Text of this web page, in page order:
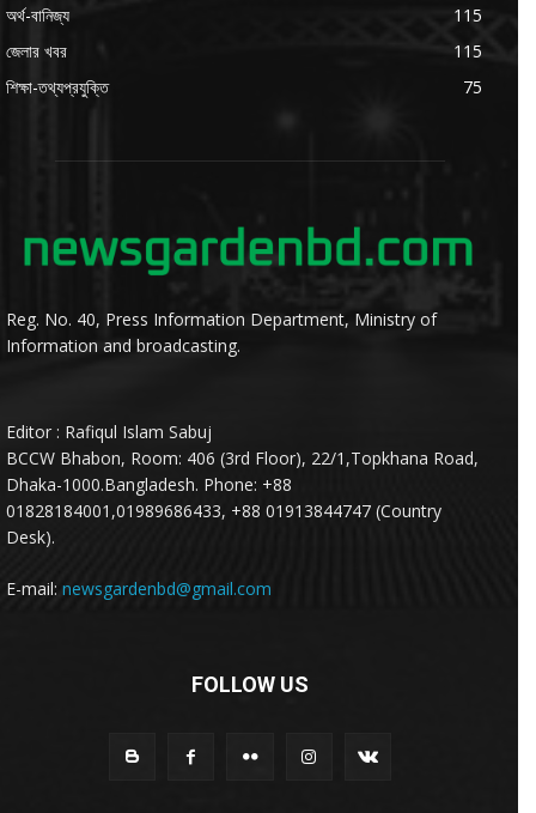
অর্থ-বানিজ্য
115
জেলার খবর
115
শিক্ষা-তথ্যপ্রযুক্তি
75
Reg. No. 40, Press Information Department, Ministry of
Information and broadcasting.
Editor : Rafiqul Islam Sabuj
BCCW Bhabon, Room: 406 (3rd Floor), 22/1,Topkhana Road,
Dhaka-1000.Bangladesh. Phone: +88
01828184001,01989686433, +88 01913844747 (Country
Desk).
E-mail: newsgardenbd@gmail.com
FOLLOW US